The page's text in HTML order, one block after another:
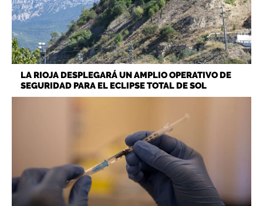
LA RIOJA DESPLEGARÁ UN AMPLIO OPERATIVO DE
SEGURIDAD PARA EL ECLIPSE TOTAL DE SOL